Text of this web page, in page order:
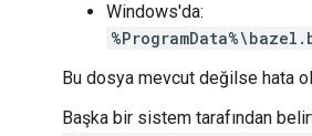
Windows'da:
Bu dosya mevcut değilse hata
Başka bir sistem tarafından